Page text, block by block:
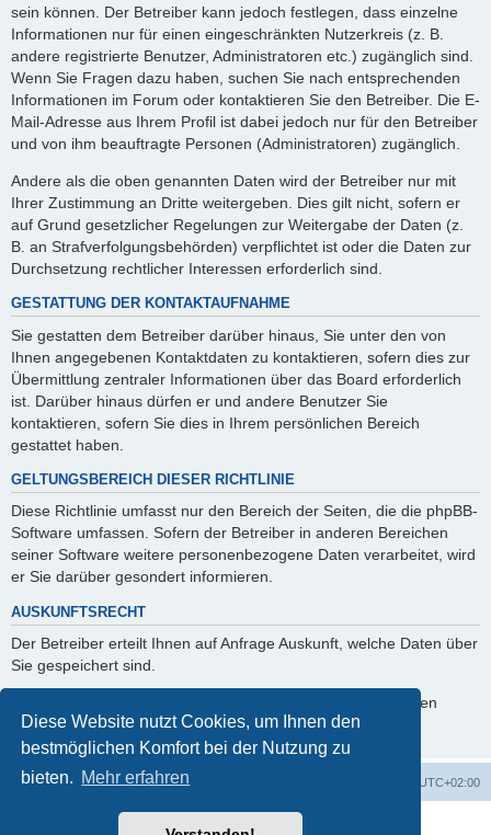
Diese Website nutzt Cookies, um Ihnen den
bestmöglichen Komfort bei der Nutzung zu
bieten. Mehr erfahren
sein können. Der Betreiber kann jedoch festlegen, dass einzelne
Informationen nur für einen eingeschränkten Nutzerkreis (z. B.
andere registrierte Benutzer, Administratoren etc.) zugänglich sind.
Wenn Sie Fragen dazu haben, suchen Sie nach entsprechenden
Informationen im Forum oder kontaktieren Sie den Betreiber. Die E-
Mail-Adresse aus Ihrem Profil ist dabei jedoch nur für den Betreiber
und von ihm beauftragte Personen (Administratoren) zugänglich.
Andere als die oben genannten Daten wird der Betreiber nur mit
Ihrer Zustimmung an Dritte weitergeben. Dies gilt nicht, sofern er
auf Grund gesetzlicher Regelungen zur Weitergabe der Daten (z.
B. an Strafverfolgungsbehörden) verpflichtet ist oder die Daten zur
Durchsetzung rechtlicher Interessen erforderlich sind.
GESTATTUNG DER KONTAKTAUFNAHME
Sie gestatten dem Betreiber darüber hinaus, Sie unter den von
Ihnen angegebenen Kontaktdaten zu kontaktieren, sofern dies zur
Übermittlung zentraler Informationen über das Board erforderlich
ist. Darüber hinaus dürfen er und andere Benutzer Sie
kontaktieren, sofern Sie dies in Ihrem persönlichen Bereich
gestattet haben.
GELTUNGSBEREICH DIESER RICHTLINIE
Diese Richtlinie umfasst nur den Bereich der Seiten, die die phpBB-
Software umfassen. Sofern der Betreiber in anderen Bereichen
seiner Software weitere personenbezogene Daten verarbeitet, wird
er Sie darüber gesondert informieren.
AUSKUNFTSRECHT
Der Betreiber erteilt Ihnen auf Anfrage Auskunft, welche Daten über
Sie gespeichert sind.
Sie können jederzeit die Löschung bzw. Sperrung Ihrer Daten
verlangen. Kontaktieren Sie hierzu bitte den Betreiber.
Foren-Übersicht UTC+02:00